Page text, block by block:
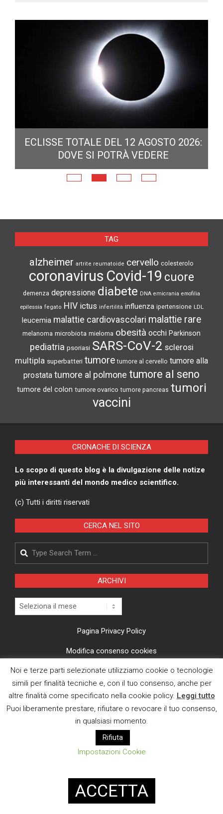
ECLISSE TOTALE DEL 12 AGOSTO 2026:
DOVE SI POTRÀ VEDERE
TAG
alzheimer artrite reumatoide cervello colesterolo
coronavirus Covid-19 cuore
demenza depressione diabete DNA emicrania emofilia
epilessia fegato HIV ictus infertilità influenza ipertensione LDL
leucemia malattie cardiovascolari malattie rare
melanoma microbiota mieloma obesità occhi Parkinson
pediatria psoriasi SARS-CoV-2 sclerosi
multipla superbatteri tumore tumore al cervello tumore alla
prostata tumore al polmone tumore al seno
tumore del colon tumore ovarico tumore pancreas tumori
vaccini
CRONACHE DI SCIENZA
Lo scopo di questo blog è la divulgazione delle notize
più interessanti del mondo medico scientifico.
(c) Tutti i diritti riservati
CERCA NEL SITO
Search
ARCHIVI
Archivi
Pagina Privacy Policy
Modifica consenso cookies
CI TROVI ANCHE SU
E MAIL
Designed usingMagazine News Byte. Powered by
Noi e terze parti selezionate utilizziamo cookie o tecnologie
simili per finalità tecniche e, con il tuo consenso, anche per
altre finalità come specificato nella cookie policy. Leggi tutto
Puoi liberamente prestare, rifiutare o revocare il tuo consenso,
in qualsiasi momento.
Rifiuta
Impostazioni Cookie
ACCETTA